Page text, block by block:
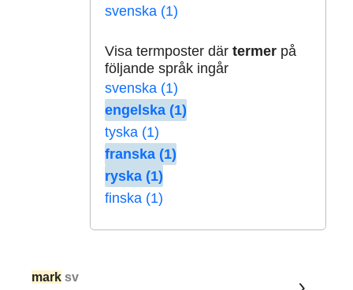
svenska (1)
Visa termposter där termerpå
följande språk ingår
svenska (1)
engelska (1)
tyska (1)
franska (1)
ryska (1)
finska (1)
mark sv